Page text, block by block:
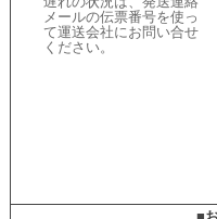
メールの伝票番号を使っ
て運送会社にお問い合せ
ください。